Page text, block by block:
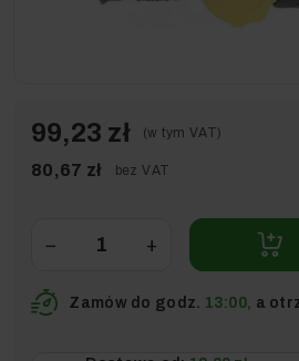
99,23 zł (w tym VAT)
80,67 zł bez VAT
− +
Zamów do godz. 13:00, a